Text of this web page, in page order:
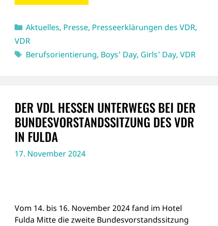
Kategorien
Aktuelles, Presse, Presseerklärungen des VDR,
VDR
Schlagwörter
Berufsorientierung, Boys' Day, Girls' Day, VDR
DER VDL HESSEN UNTERWEGS BEI DER
BUNDESVORSTANDSSITZUNG DES VDR
IN FULDA
17. November 2024
Vom 14. bis 16. November 2024 fand im Hotel
Fulda Mitte die zweite Bundesvorstandssitzung